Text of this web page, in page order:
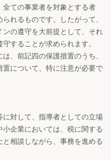
ての事業者を対象とする者
れるものです。したがって、
の遵守を大前提として、それ
することが求められます。
、前記四の保護措置のうち、
について、特に注意が必要で
対して、指導者としての立場
企業においては、税に関する
相談しながら、事務を進める